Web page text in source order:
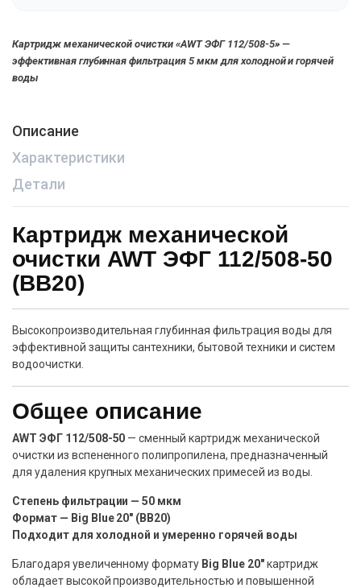
Картридж механической очистки «AWT ЭФГ 112/508-5» —
эффективная глубинная фильтрация 5 мкм для холодной и горячей
воды
Описание
Характеристики
Детали
Картридж механической
очистки AWT ЭФГ 112/508-50
(BB20)
Высокопроизводительная глубинная фильтрация воды для
эффективной защиты сантехники, бытовой техники и систем
водоочистки.
Общее описание
AWT ЭФГ 112/508-50 — сменный картридж механической
очистки из вспененного полипропилена, предназначенный
для удаления крупных механических примесей из воды.
Степень фильтрации — 50 мкм
Формат — Big Blue 20″ (BB20)
Подходит для холодной и умеренно горячей воды
Благодаря увеличенному формату Big Blue 20″картридж
обладает высокой производительностью и повышенной